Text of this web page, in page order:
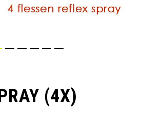
(4X)